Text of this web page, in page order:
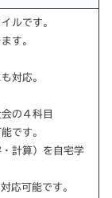
ルです。
す。
対応。
の４科目
です。
計算）を自宅学
応可能です。